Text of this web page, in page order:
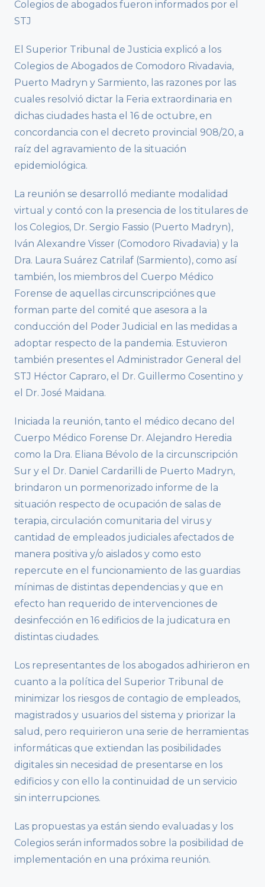
Colegios de abogados fueron informados por el
STJ
El Superior Tribunal de Justicia explicó a los
Colegios de Abogados de Comodoro Rivadavia,
Puerto Madryn y Sarmiento, las razones por las
cuales resolvió dictar la Feria extraordinaria en
dichas ciudades hasta el 16 de octubre, en
concordancia con el decreto provincial 908/20, a
raíz del agravamiento de la situación
epidemiológica.
La reunión se desarrolló mediante modalidad
virtual y contó con la presencia de los titulares de
los Colegios, Dr. Sergio Fassio (Puerto Madryn),
Iván Alexandre Visser (Comodoro Rivadavia) y la
Dra. Laura Suárez Catrilaf (Sarmiento), como así
también, los miembros del Cuerpo Médico
Forense de aquellas circunscripciónes que
forman parte del comité que asesora a la
conducción del Poder Judicial en las medidas a
adoptar respecto de la pandemia. Estuvieron
también presentes el Administrador General del
STJ Héctor Capraro, el Dr. Guillermo Cosentino y
el Dr. José Maidana.
Iniciada la reunión, tanto el médico decano del
Cuerpo Médico Forense Dr. Alejandro Heredia
como la Dra. Eliana Bévolo de la circunscripción
Sur y el Dr. Daniel Cardarilli de Puerto Madryn,
brindaron un pormenorizado informe de la
situación respecto de ocupación de salas de
terapia, circulación comunitaria del virus y
cantidad de empleados judiciales afectados de
manera positiva y/o aislados y como esto
repercute en el funcionamiento de las guardias
mínimas de distintas dependencias y que en
efecto han requerido de intervenciones de
desinfección en 16 edificios de la judicatura en
distintas ciudades.
Los representantes de los abogados adhirieron en
cuanto a la política del Superior Tribunal de
minimizar los riesgos de contagio de empleados,
magistrados y usuarios del sistema y priorizar la
salud, pero requirieron una serie de herramientas
informáticas que extiendan las posibilidades
digitales sin necesidad de presentarse en los
edificios y con ello la continuidad de un servicio
sin interrupciones.
Las propuestas ya están siendo evaluadas y los
Colegios serán informados sobre la posibilidad de
implementación en una próxima reunión.